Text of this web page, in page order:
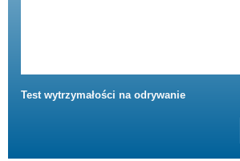
Test wytrzymałości na odrywanie